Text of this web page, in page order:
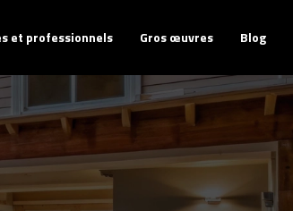
et professionnels Gros œuvres Blog